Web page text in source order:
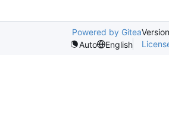
Powered by Gitea
Auto
English